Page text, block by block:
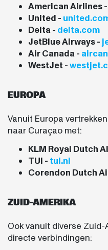
American Airlines -
United -
Delta - delta.com
JetBlue Airways -
Air Canada -
WestJet -
EUROPA
Vanuit Europa
naar Curaçao met:
KLM Royal Dutch
TUI - tui.nl
Corendon Dutch
ZUID-AMERIKA
Ook vanuit diverse
directe verbindingen: